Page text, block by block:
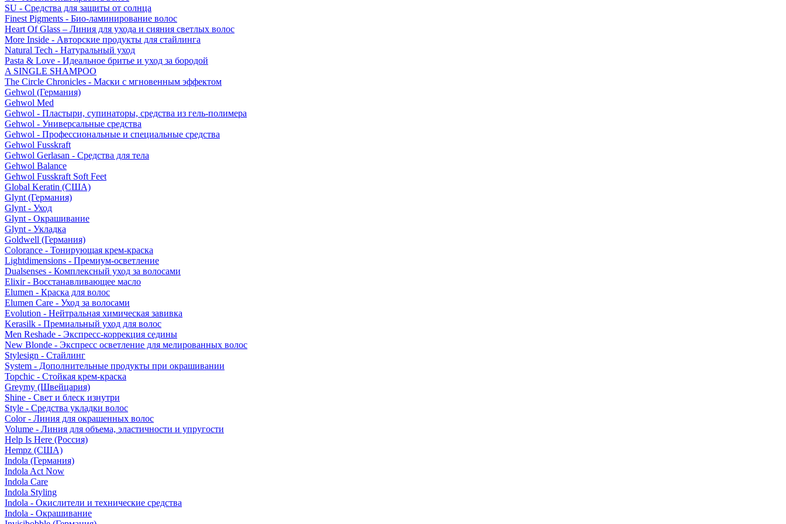
SU - Средства для защиты от солнца
Finest Pigments - Био-ламинирование волос
Heart Of Glass – Линия для ухода и сияния светлых волос
More Inside - Авторские продукты для стайлинга
Natural Tech - Натуральный уход
Pasta & Love - Идеальное бритье и уход за бородой
A SINGLE SHAMPOO
The Circle Chronicles - Маски с мгновенным эффектом
Gehwol (Германия)
Gehwol Med
Gehwol - Пластыри, супинаторы, средства из гель-полимера
Gehwol - Универсальные средства
Gehwol - Профессиональные и специальные средства
Gehwol Fusskraft
Gehwol Gerlasan - Средства для тела
Gehwol Balance
Gehwol Fusskraft Soft Feet
Global Keratin (США)
Glynt (Германия)
Glynt - Уход
Glynt - Окрашивание
Glynt - Укладка
Goldwell (Германия)
Colorance - Тонирующая крем-краска
Lightdimensions - Премиум-осветление
Dualsenses - Комплексный уход за волосами
Elixir - Восстанавливающее масло
Elumen - Краска для волос
Elumen Care - Уход за волосами
Evolution - Нейтральная химическая завивка
Kerasilk - Премиальный уход для волос
Men Reshade - Экспресс-коррекция седины
New Blonde - Экспресс осветление для мелированных волос
Stylesign - Стайлинг
System - Дополнительные продукты при окрашивании
Topchic - Стойкая крем-краска
Greymy (Швейцария)
Shine - Свет и блеск изнутри
Style - Средства укладки волос
Color - Линия для окрашенных волос
Volume - Линия для объема, эластичности и упругости
Help Is Here (Россия)
Hempz (США)
Indola (Германия)
Indola Act Now
Indola Care
Indola Styling
Indola - Окислители и технические средства
Indola - Окрашивание